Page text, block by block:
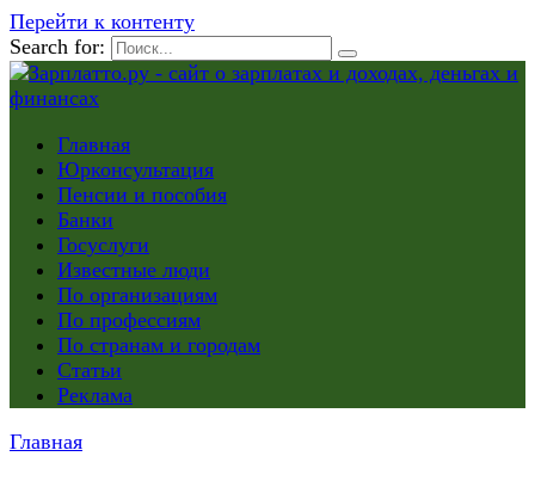
Перейти к контенту
Search for:
Главная
Юрконсультация
Пенсии и пособия
Банки
Госуслуги
Известные люди
По организациям
По профессиям
По странам и городам
Статьи
Реклама
Главная